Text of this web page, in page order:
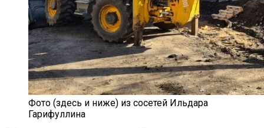
Фото (здесь и ниже) из сосетей Ильдара
Гарифуллина